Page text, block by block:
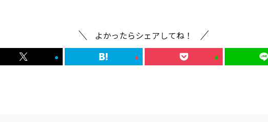
よかったらシェアしてね！